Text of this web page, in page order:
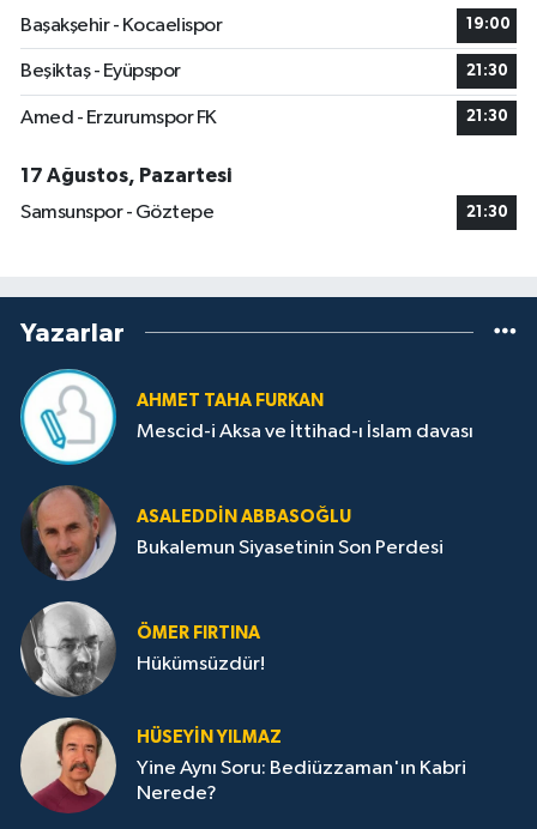
Başakşehir - Kocaelispor
19:00
Beşiktaş - Eyüpspor 21:30
Amed - Erzurumspor FK 21:30
17 Ağustos, Pazartesi
Samsunspor - Göztepe
21:30
Yazarlar
AHMET TAHA FURKAN
Mescid-i Aksa ve İttihad-ı İslam davası
ASALEDDIN ABBASOĞLU
Bukalemun Siyasetinin Son Perdesi
ÖMER FIRTINA
Hükümsüzdür!
HÜSEYIN YILMAZ
Yine Aynı Soru: Bediüzzaman'ın Kabri
Nerede?